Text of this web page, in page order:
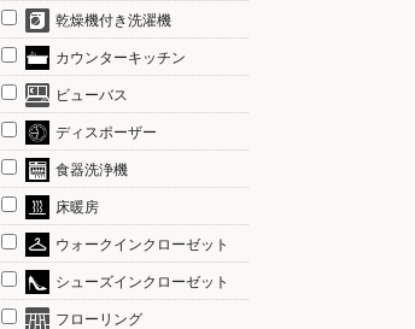
乾燥機付き洗濯機
カウンターキッチン
ビューバス
ディスポーザー
食器洗浄機
床暖房
ウォークインクローゼット
シューズインクローゼット
フローリング